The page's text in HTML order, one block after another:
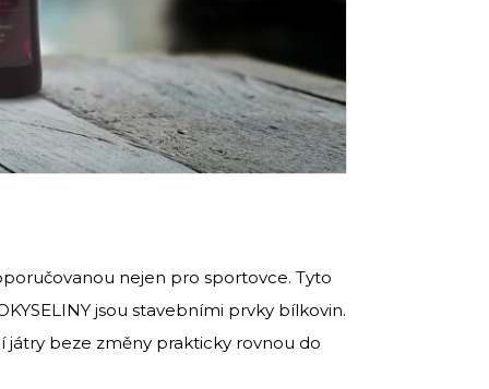
nejen pro sportovce. Tyto
jsou stavebními prvky bílkovin.
játry beze změny prakticky rovnou do